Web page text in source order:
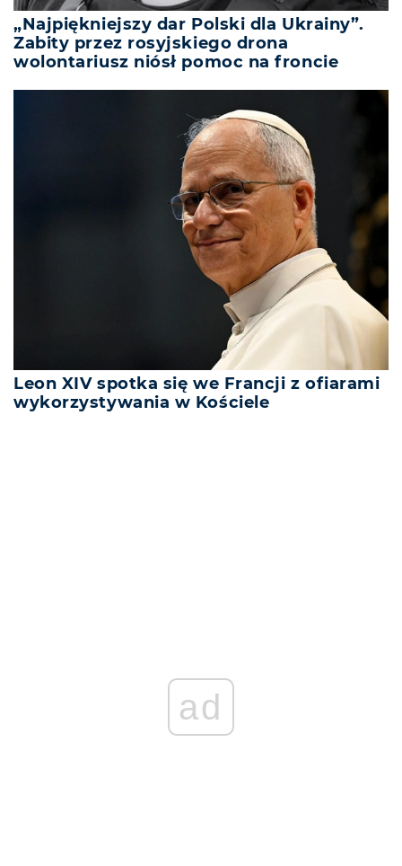
„Najpiękniejszy dar Polski dla Ukrainy”.
Zabity przez rosyjskiego drona
wolontariusz niósł pomoc na froncie
Leon XIV spotka się we Francji z ofiarami
wykorzystywania w Kościele